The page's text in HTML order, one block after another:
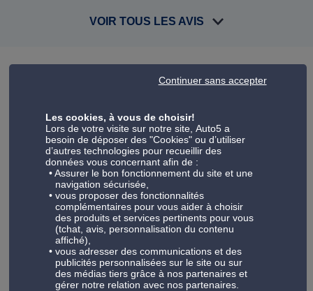
VOIR TOUS LES AVIS
Toute l'équipe vous accueille dans votre garage Auto5 pour
l'entretien voiture et l'équipement auto aux meilleurs prix.
Pour entretenir votre voiture, Auto5, c'est un large choix de
prestations auto-sur-mesure : vidange auto, batterie,
freinage, climatisation et immatriculation.
Nos services s'adressent tant aux particuliers qu'aux
professionnels, car nous offrons un accompagnement
adapté aux véhicules professionnels et aux flottes
d'entreprise. Découvrez aussi toute la gamme de produits
Auto5 : pneu, pièce auto; autoradio, coffre de toit, porte-
vélo, jantes et tuning, outillage, huiles…
Les cookies, à vous de choisir!
Lors de votre visite sur notre site, Auto5 a
besoin de déposer des "Cookies" ou d’utiliser
d’autres technologies pour recueillir des
données vous concernant afin de :
Assurer le bon fonctionnement du site et une
navigation sécurisée,
vous proposer des fonctionnalités
complémentaires pour vous aider à choisir
des produits et services pertinents pour vous
(tchat, avis, personnalisation du contenu
affiché),
vous adresser des communications et des
publicités personnalisées sur le site ou sur
des médias tiers grâce à nos partenaires et
gérer notre relation avec nos partenaires.
Continuer sans accepter